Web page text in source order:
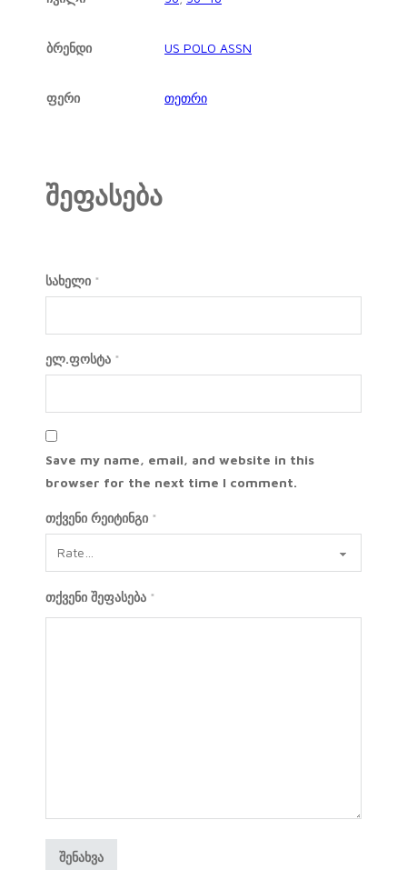
ბრენდი US POLO ASSN
ფერი თეთრი
შეფასება
სახელი *
ელ.ფოსტა *
Save my name, email, and website in this
browser for the next time I comment.
თქვენი რეიტინგი *
თქვენი შეფასება *